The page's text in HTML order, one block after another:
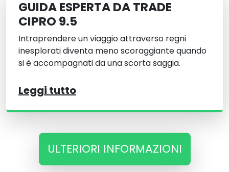
GUIDA ESPERTA DA TRADE
CIPRO 9.5
Intraprendere un viaggio attraverso regni
inesplorati diventa meno scoraggiante quando
si è accompagnati da una scorta saggia.
Leggi tutto
ULTERIORI INFORMAZIONI